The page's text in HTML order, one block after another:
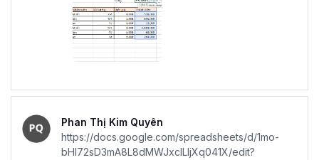
Phan Thị Kim Quyên
https://docs.google.com/spreadsheets/d/1mo-
bHI72sD3mA8L8dMWJxclLIjXq041X/edit?